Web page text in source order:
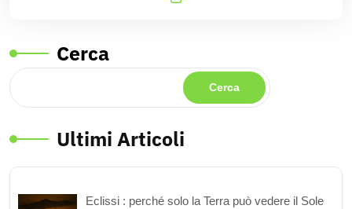
Cerca
Cerca
Ultimi Articoli
Eclissi : perché solo la Terra può vedere il Sole